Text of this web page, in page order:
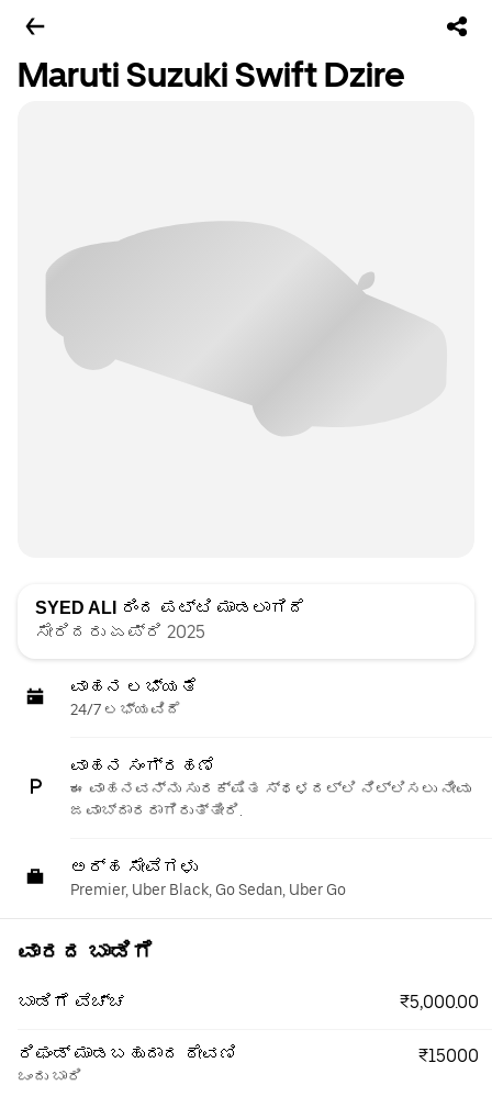
Maruti Suzuki Swift Dzire
SYED ALI ರಿಂದ ಪಟ್ಟಿ ಮಾಡಲಾಗಿದೆ
ಸೇರಿದರು ಏಪ್ರಿ 2025
ವಾಹನ ಲಭ್ಯತೆ
24/7 ಲಭ್ಯವಿದೆ
ವಾಹನ ಸಂಗ್ರಹಣೆ
ಈ ವಾಹನವನ್ನು ಸುರಕ್ಷಿತ ಸ್ಥಳದಲ್ಲಿ ನಿಲ್ಲಿಸಲು ನೀವು
ಜವಾಬ್ದಾರರಾಗಿರುತ್ತೀರಿ.
ಅರ್ಹ ಸೇವೆಗಳು
Premier, Uber Black, Go Sedan, Uber Go
ವಾರದ ಬಾಡಿಗೆ
ಬಾಡಿಗೆ ವೆಚ್ಚ ₹5,000.00
ರಿಫಂಡ್ ಮಾಡಬಹುದಾದ ಠೇವಣಿ
ಒಂದು ಬಾರಿ
₹15000